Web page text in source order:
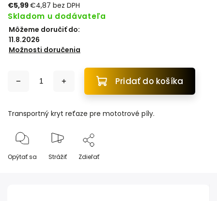
€5,99€4,87 bez DPH
Skladom u dodávateľa
Môžeme doručiť do:
11.8.2026
Možnosti doručenia
Pridať do košíka
Transportný kryt reťaze pre mototrové píly.
Opýtať sa Strážiť Zdieľať